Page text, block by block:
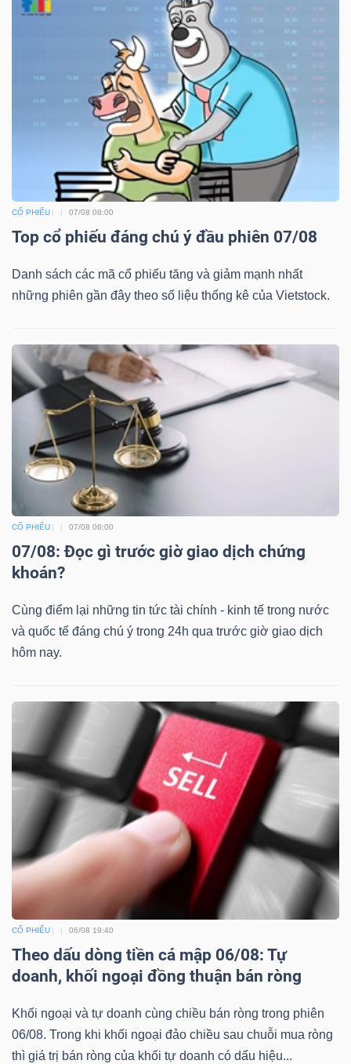
CỔ PHIẾU 07/08 08:00
Top cổ phiếu đáng chú ý đầu phiên 07/08
Danh sách các mã cổ phiếu tăng và giảm mạnh nhất
những phiên gần đây theo số liệu thống kê của Vietstock.
CỔ PHIẾU 07/08 06:00
07/08: Đọc gì trước giờ giao dịch chứng
khoán?
Cùng điểm lại những tin tức tài chính - kinh tế trong nước
và quốc tế đáng chú ý trong 24h qua trước giờ giao dịch
hôm nay.
CỔ PHIẾU 06/08 19:40
Theo dấu dòng tiền cá mập 06/08: Tự
doanh, khối ngoại đồng thuận bán ròng
Khối ngoại và tự doanh cùng chiều bán ròng trong phiên
06/08. Trong khi khối ngoại đảo chiều sau chuỗi mua ròng
thì giá trị bán ròng của khối tự doanh có dấu hiệu...